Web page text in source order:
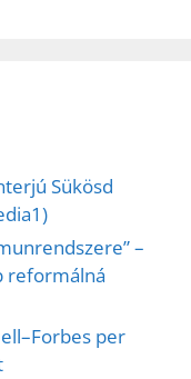
Sükösd
–
reformálná
per